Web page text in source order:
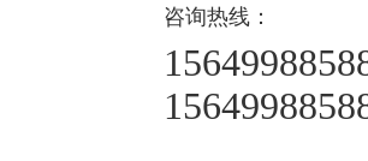
咨询热线：